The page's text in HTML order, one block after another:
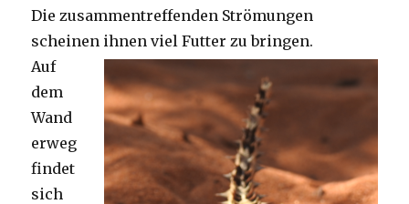
Die zusammentreffenden Strömungen
scheinen ihnen viel Futter zu bringen.
Auf
dem
Wand
erweg
findet
sich